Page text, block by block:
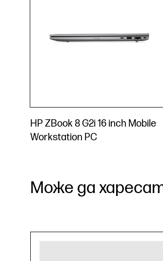
HP ZBook 8 G2i 16 inch Mobile
Workstation PC
Може да